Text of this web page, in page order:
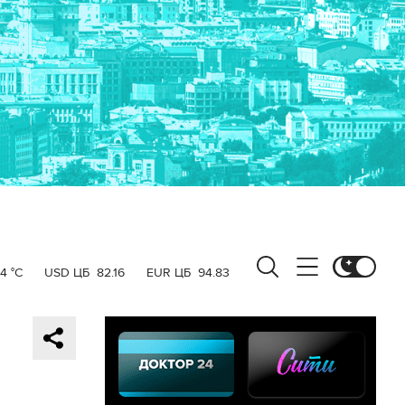
°C USD ЦБ 82.16 EUR ЦБ 94.83